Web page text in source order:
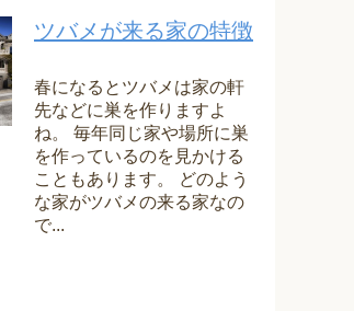
ツバメが来る家の特徴
春になるとツバメは家の軒
先などに巣を作りますよ
ね。 毎年同じ家や場所に巣
を作っているのを見かける
こともあります。 どのよう
な家がツバメの来る家なの
で...